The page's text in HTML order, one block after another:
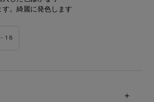
す。綺麗に発色します
-18